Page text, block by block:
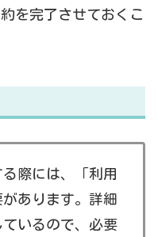
を完了させておくこ
際には、「利用
あります。詳細
いるので、必要